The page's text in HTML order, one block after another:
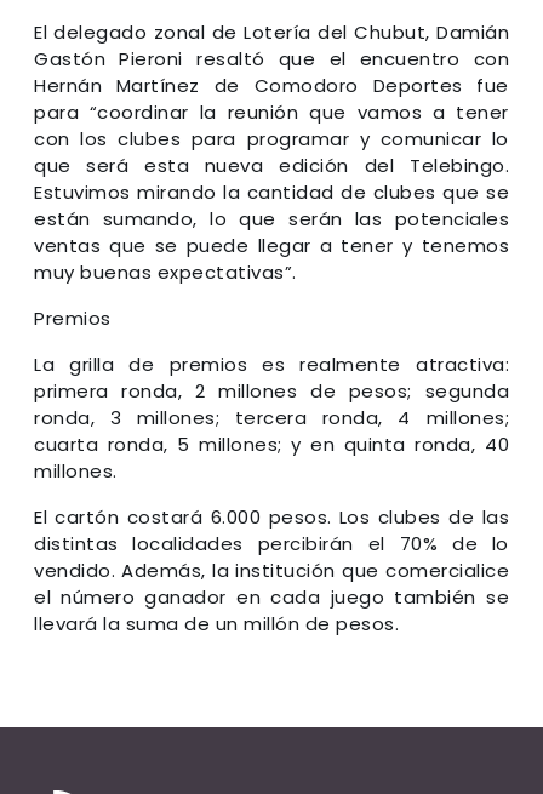
El delegado zonal de Lotería del Chubut, Damián
Gastón Pieroni resaltó que el encuentro con
Hernán Martínez de Comodoro Deportes fue
para “coordinar la reunión que vamos a tener
con los clubes para programar y comunicar lo
que será esta nueva edición del Telebingo.
Estuvimos mirando la cantidad de clubes que se
están sumando, lo que serán las potenciales
ventas que se puede llegar a tener y tenemos
muy buenas expectativas”.
Premios
La grilla de premios es realmente atractiva:
primera ronda, 2 millones de pesos; segunda
ronda, 3 millones; tercera ronda, 4 millones;
cuarta ronda, 5 millones; y en quinta ronda, 40
millones.
El cartón costará 6.000 pesos. Los clubes de las
distintas localidades percibirán el 70% de lo
vendido. Además, la institución que comercialice
el número ganador en cada juego también se
llevará la suma de un millón de pesos.